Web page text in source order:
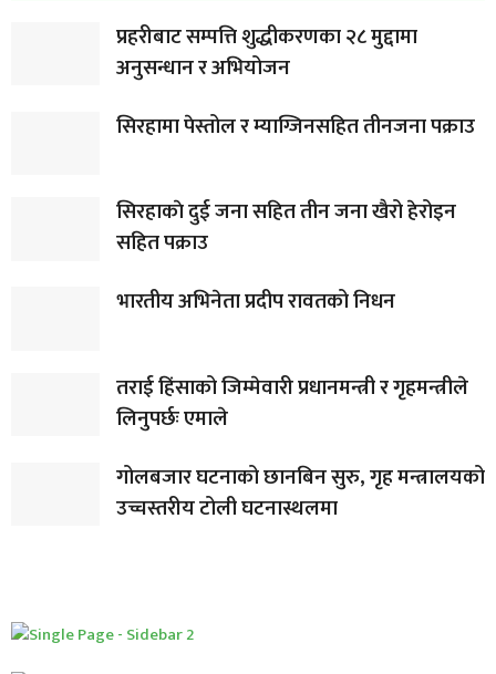
प्रहरीबाट सम्पत्ति शुद्धीकरणका २८ मुद्दामा
अनुसन्धान र अभियोजन
सिरहामा पेस्तोल र म्याग्जिनसहित तीनजना पक्राउ
सिरहाकाे दुई जना सहित तीन जना खैरो हेरोइन
सहित पक्राउ
भारतीय अभिनेता प्रदीप रावतको निधन
तराई हिंसाको जिम्मेवारी प्रधानमन्त्री र गृहमन्त्रीले
लिनुपर्छः एमाले
गोलबजार घटनाको छानबिन सुरु, गृह मन्त्रालयको
उच्चस्तरीय टोली घटनास्थलमा